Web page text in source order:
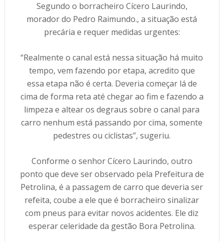
Segundo o borracheiro Cícero Laurindo,
morador do Pedro Raimundo., a situação está
precária e requer medidas urgentes:
“Realmente o canal está nessa situação há muito
tempo, vem fazendo por etapa, acredito que
essa etapa não é certa. Deveria começar lá de
cima de forma reta até chegar ao fim e fazendo a
limpeza e altear os degraus sobre o canal para
carro nenhum está passando por cima, somente
pedestres ou ciclistas”, sugeriu.
Conforme o senhor Cícero Laurindo, outro
ponto que deve ser observado pela Prefeitura de
Petrolina, é a passagem de carro que deveria ser
refeita, coube a ele que é borracheiro sinalizar
com pneus para evitar novos acidentes. Ele diz
esperar celeridade da gestão Bora Petrolina.